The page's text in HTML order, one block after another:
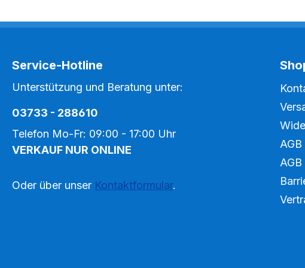
Service-Hotline
Unterstützung und Beratung unter:
03733 - 288610
Telefon Mo-Fr: 09:00 - 17:00 Uhr
VERKAUF NUR ONLINE
Oder über unser Kontaktformular.